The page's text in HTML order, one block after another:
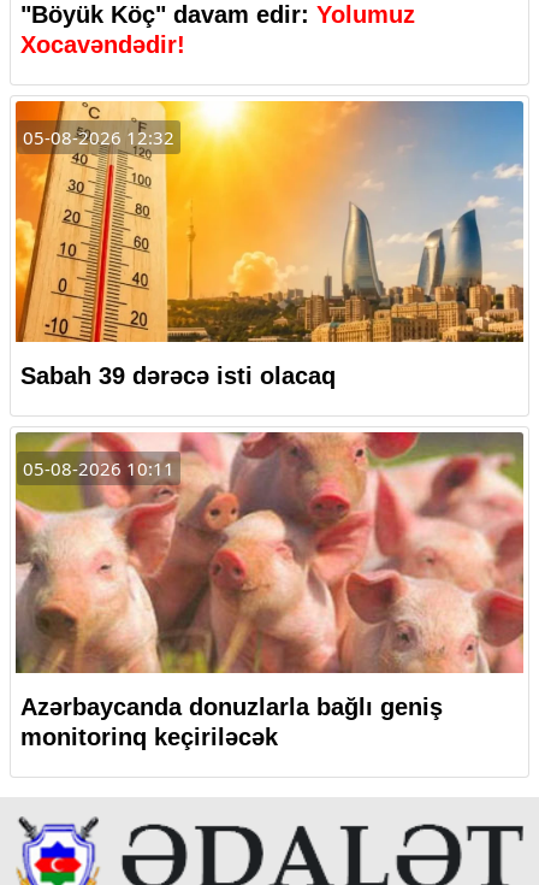
"Böyük Köç" davam edir: Yolumuz
Xocavəndədir!
05-08-2026 12:32
Sabah 39 dərəcə isti olacaq
05-08-2026 10:11
Azərbaycanda donuzlarla bağlı geniş
monitorinq keçiriləcək